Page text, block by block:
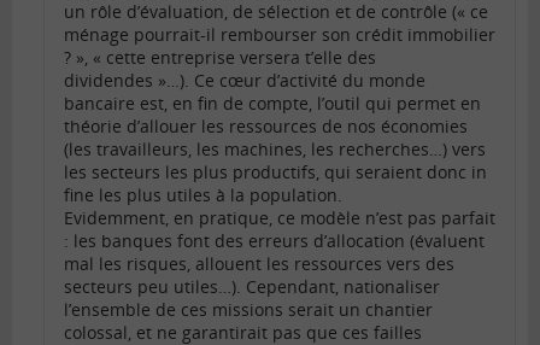
un rôle d’évaluation, de sélection et de contrôle (« ce
ménage pourrait-il rembourser son crédit immobilier
? », « cette entreprise versera t’elle des
dividendes »…). Ce cœur d’activité du monde
bancaire est, en fin de compte, l’outil qui permet en
théorie d’allouer les ressources de nos économies
(les travailleurs, les machines, les recherches…) vers
les secteurs les plus productifs, qui seraient donc in
fine les plus utiles à la population.
Evidemment, en pratique, ce modèle n’est pas parfait
: les banques font des erreurs d’allocation (évaluent
mal les risques, allouent les ressources vers des
secteurs peu utiles…). Cependant, nationaliser
l’ensemble de ces missions serait un chantier
colossal, et ne garantirait pas que ces failles